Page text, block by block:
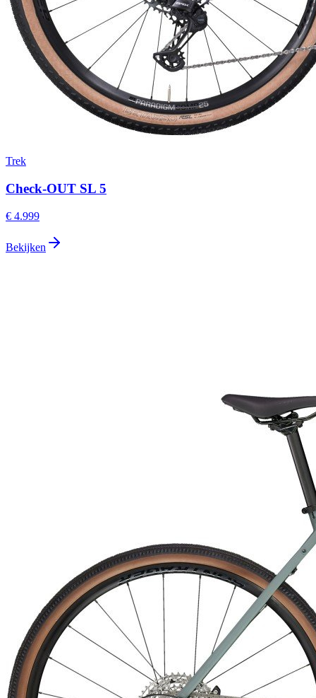
Trek
Check-OUT SL 5
€ 4.999
Bekijken